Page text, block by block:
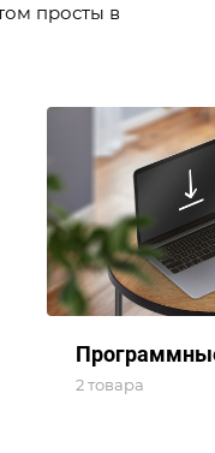
просты в
2 товара